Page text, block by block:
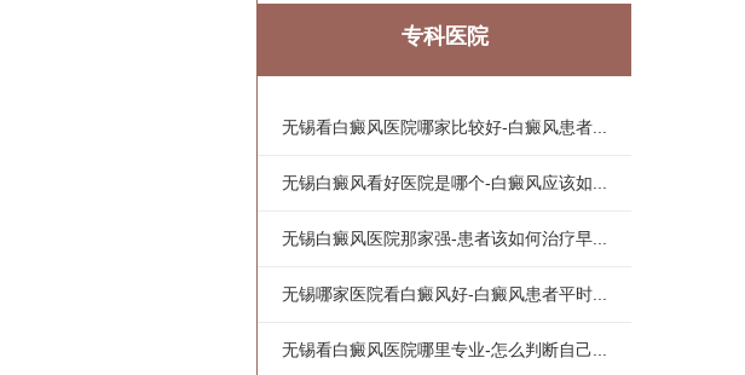
专科医院
无锡看白癜风医院哪家比较好-白癜风患者...
无锡白癜风看好医院是哪个-白癜风应该如...
无锡白癜风医院那家强-患者该如何治疗早...
无锡哪家医院看白癜风好-白癜风患者平时...
无锡看白癜风医院哪里专业-怎么判断自己...